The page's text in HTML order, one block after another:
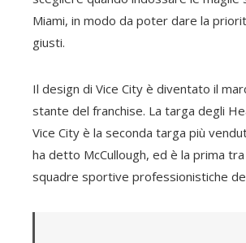
Miami, in modo da poter dare la
giusti.
Il design di Vice City è diventato il
stante del franchise. La targa degli
Vice City è la seconda targa più
ha detto McCullough, ed è la prima
squadre sportive professionistiche